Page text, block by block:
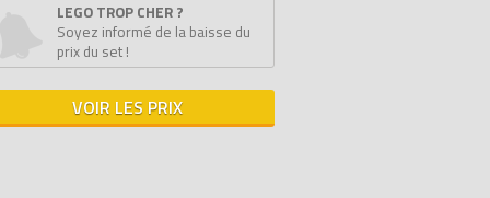
LEGO TROP CHER ?
Soyez informé de la baisse du
prix du set !
VOIR LES PRIX